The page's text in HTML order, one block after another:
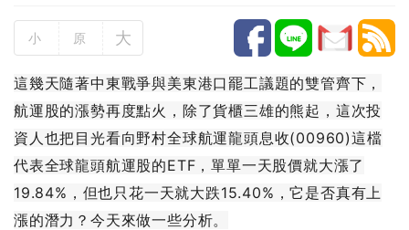
小 原 大
這幾天隨著中東戰爭與美東港口罷工議題的雙管齊下，
航運股的漲勢再度點火，除了貨櫃三雄的熊起，這次投
資人也把目光看向野村全球航運龍頭息收(00960)這檔
代表全球龍頭航運股的ETF，單單一天股價就大漲了
19.84%，但也只花一天就大跌15.40%，它是否真有上
漲的潛力？今天來做一些分析。